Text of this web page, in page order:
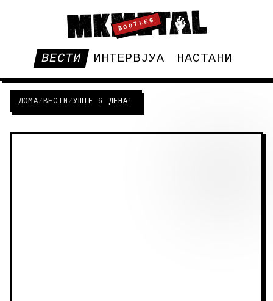
BOOTLEG
ВЕСТИ ИНТЕРВЈУА НАСТАНИ
ДОМА/ВЕСТИ /УШТЕ 6 ДЕНА!